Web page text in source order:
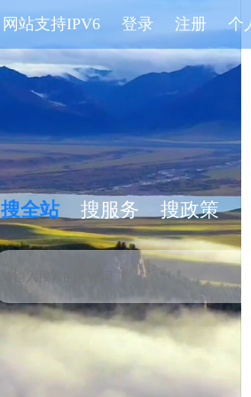
网站支持IPV6 登录 注册 个
搜全站 搜服务 搜政策